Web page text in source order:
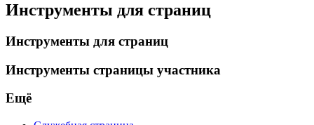
Инструменты для страниц
Инструменты для страниц
Инструменты страницы участника
Ещё